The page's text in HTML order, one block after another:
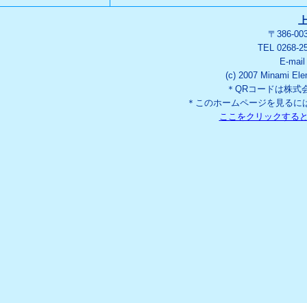
〒386-
TEL 0268-
E-mail
(c) 2007 Minami
＊QRコードは株式
＊このホームページを見る
ここをクリックする